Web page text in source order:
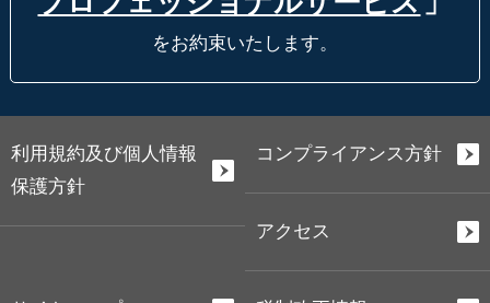
をお約束いたします。
利用規約及び個人情報
保護方針
コンプライアンス方針
アクセス